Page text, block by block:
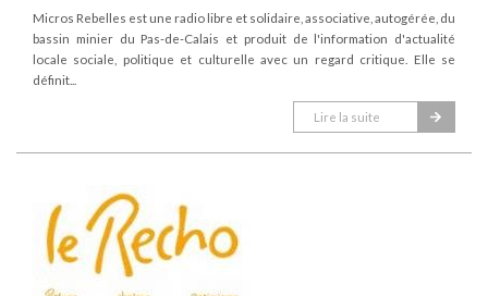
Micros Rebelles est une radio libre et solidaire, associative, autogérée, du
bassin minier du Pas-de-Calais et produit de l'information d'actualité
locale sociale, politique et culturelle avec un regard critique. Elle se
définit...
Lire la suite